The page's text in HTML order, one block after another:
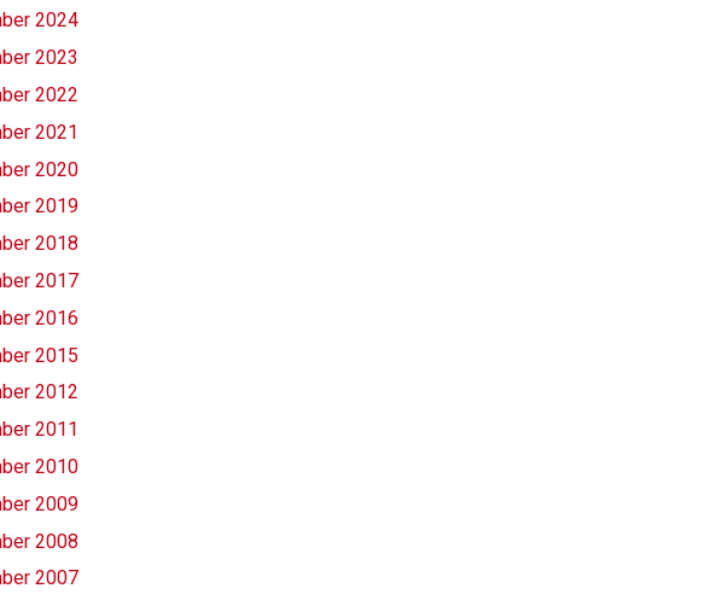
2024
2023
2022
2021
2020
2019
2018
2017
2016
2015
2012
2011
2010
2009
2008
2007